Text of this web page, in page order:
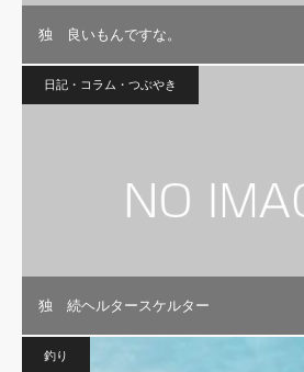
独 良いもんですな。
日記・コラム・つぶやき
独 続ヘルタースケルター
釣り